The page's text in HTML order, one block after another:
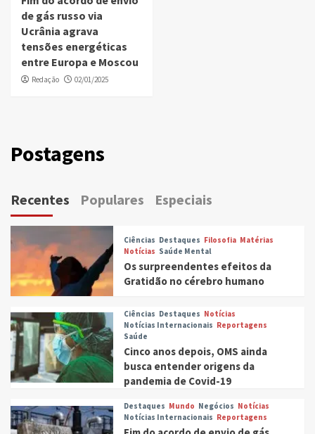
de gás russo via
Ucrânia agrava
tensões energéticas
entre Europa e Moscou
Redação 02/01/2025
Postagens
Recentes Populares Especiais
Ciências Destaques Filosofia Matérias
Notícias Saúde Mental
Os surpreendentes efeitos da
Gratidão no cérebro humano
Ciências Destaques Notícias
Notícias Internacionais Reportagens
Saúde
Cinco anos depois, OMS ainda
busca entender origens da
pandemia de Covid-19
Destaques Mundo Negócios Notícias
Notícias Internacionais Reportagens